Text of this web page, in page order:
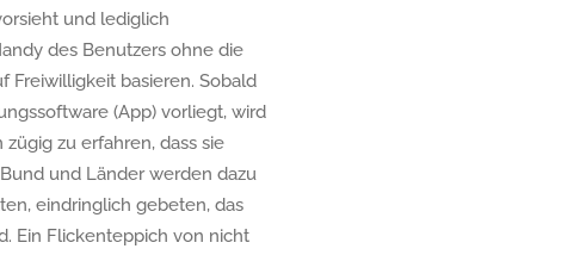
und lediglich
des Benutzers ohne die
Freiwilligkeit basieren. Sobald
(App) vorliegt, wird
zu erfahren, dass sie
und Länder werden dazu
eindringlich gebeten, das
Ein Flickenteppich von nicht